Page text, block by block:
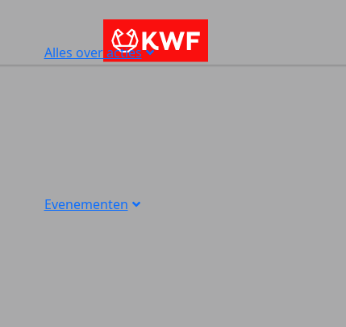
Alles over acties
Evenementen